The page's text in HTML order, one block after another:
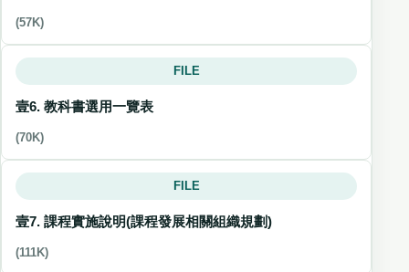
(57K)
FILE
壹6. 教科書選用一覽表
(70K)
FILE
壹7. 課程實施說明(課程發展相關組織規劃)
(111K)